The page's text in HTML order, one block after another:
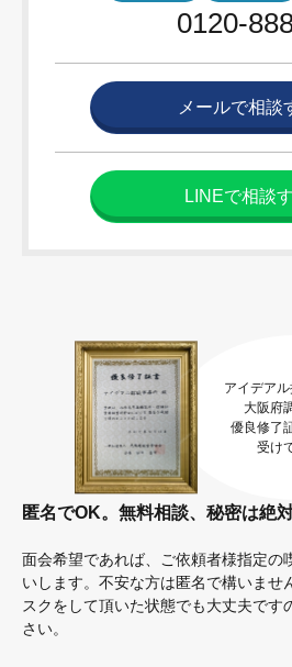
0120-
メールで相談
LINEで相談
アイデア
大阪府
優良修了
受け
匿名でOK。無料相談、秘密は絶
面会希望であれば、ご依頼者様指定の
いします。不安な方は匿名で構いませ
スクをして頂いた状態でも大丈夫です
さい。